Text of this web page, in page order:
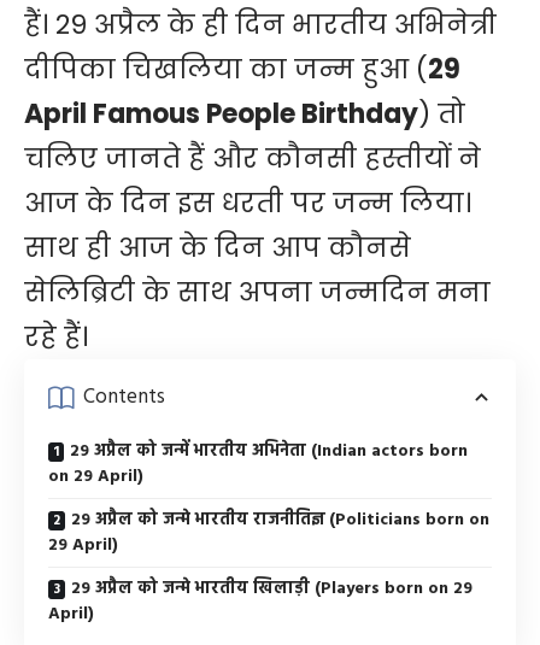
हैं। 29 अप्रैल के ही दिन भारतीय अभिनेत्री
दीपिका चिखलिया का जन्म हुआ (29
April Famous People Birthday) तो
चलिए जानते हैं और कौनसी हस्तीयों ने
आज के दिन इस धरती पर जन्म लिया।
साथ ही आज के दिन आप कौनसे
सेलिब्रिटी के साथ अपना जन्मदिन मना
रहे हैं।
Contents
29 अप्रैल को जन्में भारतीय अभिनेता (Indian actors born
on 29 April)
29 अप्रैल को जन्मे भारतीय राजनीतिज्ञ (Politicians born on
29 April)
29 अप्रैल को जन्मे भारतीय खिलाड़ी (Players born on 29
April)